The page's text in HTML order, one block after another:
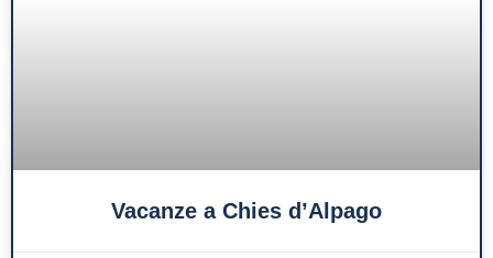
Vacanze a Chies d’Alpago